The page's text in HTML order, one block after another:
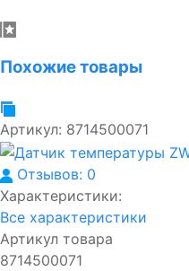
Похожие товары
Артикул: 8714500071
Отзывов: 0
Характеристики:
Все характеристики
Артикул товара
8714500071